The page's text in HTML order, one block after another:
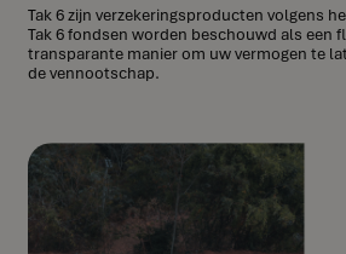
Tak 6 zijn verzekeringsproducten volgens
Tak 6 fondsen worden beschouwd als een
transparante manier om uw vermogen te
de vennootschap.